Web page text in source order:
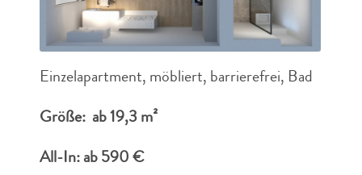
Einzelapartment, möbliert, barrierefrei, Bad
Größe: ab 19,3 m²
All-In: ab 590 €